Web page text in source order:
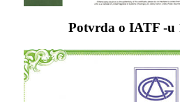
Potvrda o IATF -u